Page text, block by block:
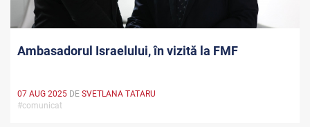
Ambasadorul Israelului, în vizită la FMF
07 AUG 2025 DE SVETLANA TATARU
#comunicat